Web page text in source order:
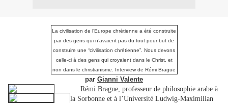
La civilisation de l’Europe chrétienne a été construite
par des gens qui n’avaient pas du tout pour but de
construire une “civilisation chrétienne”. Nous devons
celle-ci à des gens qui croyaient dans le Christ, et
non dans le christianisme. Interview de Rémi Brague
par Gianni Valente
Rémi Brague, professeur de philosophie arabe à
la Sorbonne et à l’Université Ludwig-Maximilian